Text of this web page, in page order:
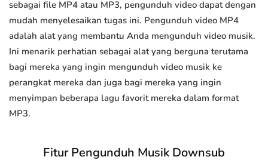
sebagai file MP4 atau MP3, pengunduh video dapat dengan
mudah menyelesaikan tugas ini. Pengunduh video MP4
adalah alat yang membantu Anda mengunduh video musik.
Ini menarik perhatian sebagai alat yang berguna terutama
bagi mereka yang ingin mengunduh video musik ke
perangkat mereka dan juga bagi mereka yang ingin
menyimpan beberapa lagu favorit mereka dalam format
MP3.
Fitur Pengunduh Musik Downsub